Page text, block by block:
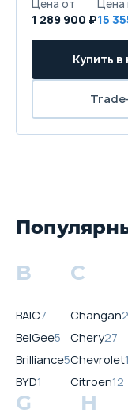
1 289 900 ₽15
B
BAIC7
BelGee5
Brilliance5
BYD1
C
Changan
Chery27
Chevrolet
Citroen12
G H